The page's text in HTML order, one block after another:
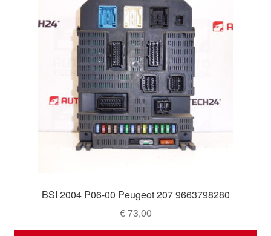
BSI 2004 P06-00 Peugeot 207 9663798280
€73,00